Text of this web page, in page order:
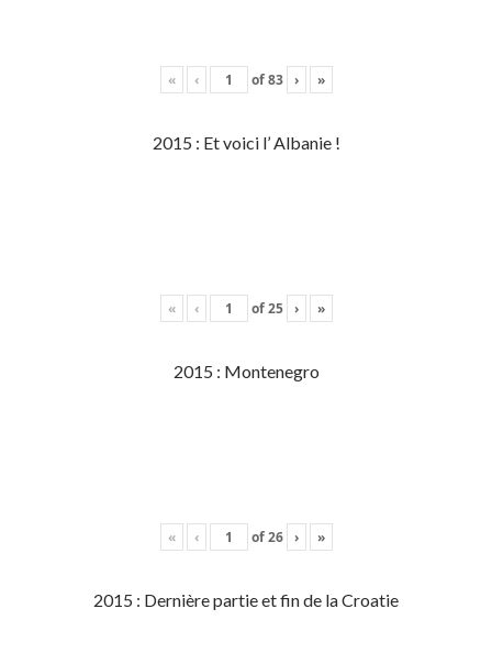
« ‹ of83 › »
2015 : Et voici l’ Albanie !
« ‹ of25 › »
2015 : Montenegro
« ‹ of26 › »
2015 : Dernière partie et fin de la Croatie